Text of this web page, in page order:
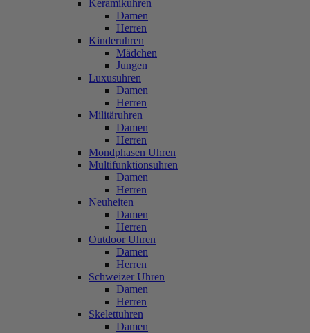
Keramikuhren
Damen
Herren
Kinderuhren
Mädchen
Jungen
Luxusuhren
Damen
Herren
Militäruhren
Damen
Herren
Mondphasen Uhren
Multifunktionsuhren
Damen
Herren
Neuheiten
Damen
Herren
Outdoor Uhren
Damen
Herren
Schweizer Uhren
Damen
Herren
Skelettuhren
Damen